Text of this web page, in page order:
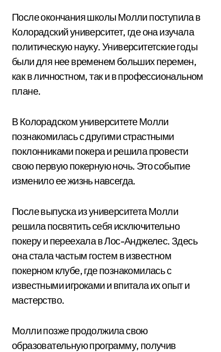
После окончания школы Молли поступила в
Колорадский университет, где она изучала
политическую науку. Университетские годы
были для нее временем больших перемен,
как в личностном, так и в профессиональном
плане.
В Колорадском университете Молли
познакомилась с другими страстными
поклонниками покера и решила провести
свою первую покерную ночь. Это событие
изменило ее жизнь навсегда.
После выпуска из университета Молли
решила посвятить себя исключительно
покеру и переехала в Лос-Анджелес. Здесь
она стала частым гостем в известном
покерном клубе, где познакомилась с
известными игроками и впитала их опыт и
мастерство.
Молли позже продолжила свою
образовательную программу, получив